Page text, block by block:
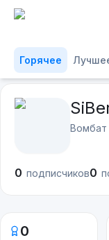
Горячее
Вомбат
0 подписчиков0
0